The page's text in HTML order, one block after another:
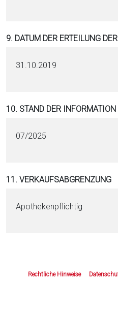
9. DATUM DER ERTEILUNG
31.10.2019
10. STAND DER INFORMATION
07/2025
11. VERKAUFSABGRENZUNG
Apothekenpflichtig
Rechtliche Hinweise